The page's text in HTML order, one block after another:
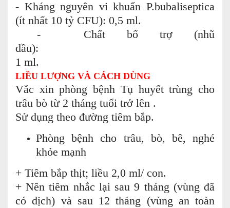
- Kháng nguyên vi khuẩn P.bubaliseptica
(ít nhất 10 tỷ CFU): 0,5 ml.
- Chất bổ trợ (nhũ
dầu):
1 ml.
LIỀU LƯỢNG VÀ CÁCH DÙNG
Vắc xin phòng bệnh Tụ huyết trùng cho
trâu bò từ 2 tháng tuổi trở lên .
Sử dụng theo đường tiêm bắp.
Phòng bệnh cho trâu, bò, bê, nghé
khỏe mạnh
+ Tiêm bắp thịt; liều 2,0 ml/ con.
+ Nên tiêm nhắc lại sau 9 tháng (vùng đã
có dịch) và sau 12 tháng (vùng an toàn